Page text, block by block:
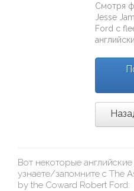
Смотря
Jesse
Ford с
Вот некоторые
узнаете/запомните с The
by the Coward Robert Ford: